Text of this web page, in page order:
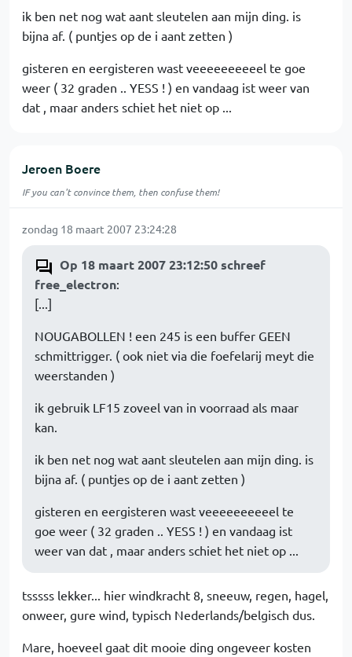
ik ben net nog wat aant sleutelen aan mijn ding. is
bijna af. ( puntjes op de i aant zetten )
gisteren en eergisteren wast veeeeeeeeeel te goe
weer ( 32 graden .. YESS ! ) en vandaag ist weer van
dat , maar anders schiet het niet op ...
Jeroen Boere
IF you can't convince them, then confuse them!
zondag 18 maart 2007 23:24:28
Op 18 maart 2007 23:12:50 schreef
free_electron:
[...]
NOUGABOLLEN ! een 245 is een buffer GEEN
schmittrigger. ( ook niet via die foefelarij meyt die
weerstanden )
ik gebruik LF15 zoveel van in voorraad als maar
kan.
ik ben net nog wat aant sleutelen aan mijn ding. is
bijna af. ( puntjes op de i aant zetten )
gisteren en eergisteren wast veeeeeeeeeel te
goe weer ( 32 graden .. YESS ! ) en vandaag ist
weer van dat , maar anders schiet het niet op ...
tsssss lekker... hier windkracht 8, sneeuw, regen, hagel,
onweer, gure wind, typisch Nederlands/belgisch dus.
Mare, hoeveel gaat dit mooie ding ongeveer kosten